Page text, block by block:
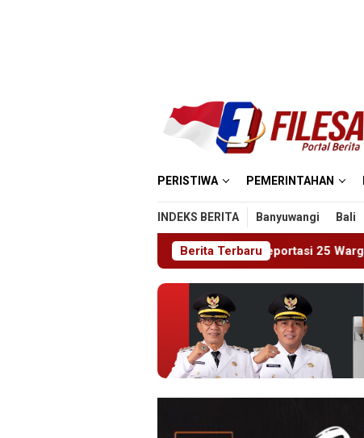
PERISTIWA PEMERINTAHAN
INDEKS BERITA Banyuwangi Bali
Berita Terbaru
Tanjung Pinang Deportasi 25 Warga Negara Vietnam